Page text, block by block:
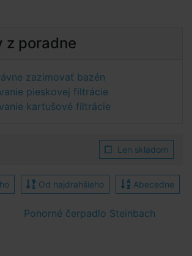
z poradne
zazimovať bazén
pieskovej filtrácie
kartušové filtrácie
Len skladom
Od najdrahšieho Abecedne
Ponorné čerpadlo Steinbach